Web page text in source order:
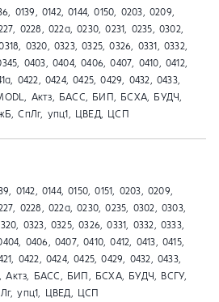
0139, 0142, 0144, 0150, 0203, 0209,
0228, 022а, 0230, 0231, 0235, 0302,
0320, 0323, 0325, 0326, 0331, 0332,
0403, 0404, 0406, 0407, 0410, 0412,
0422, 0424, 0425, 0429, 0432, 0433,
Актз, БАСС, БИП, БСХА, БУДЧ,
СпЛг, упц1, ЦВЕД, ЦСП
0142, 0144, 0150, 0151, 0203, 0209,
0228, 022а, 0230, 0235, 0302, 0303,
0323, 0325, 0326, 0331, 0332, 0333,
0406, 0407, 0410, 0412, 0413, 0415,
0422, 0424, 0425, 0429, 0432, 0433,
Актз, БАСС, БИП, БСХА, БУДЧ, ВСГУ,
упц1, ЦВЕД, ЦСП